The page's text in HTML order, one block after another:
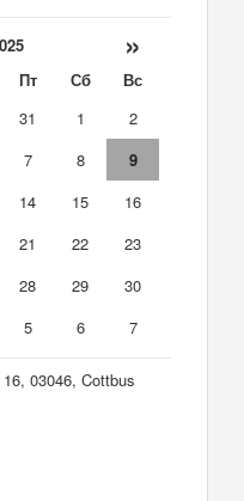
»
Пт Сб
Вс
31 1
2
7 8
9
14 15
16
21 22
23
28 29
30
5 6 7
03046, Cottbus